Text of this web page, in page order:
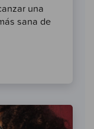
una
sana de